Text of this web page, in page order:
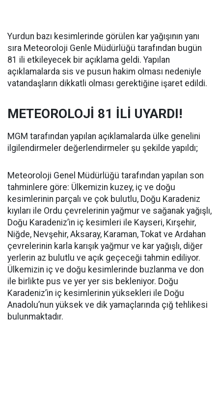
Yurdun bazı kesimlerinde görülen kar yağışının yanı
sıra Meteoroloji Genle Müdürlüğü tarafından bugün
81 ili etkileyecek bir açıklama geldi. Yapılan
açıklamalarda sis ve pusun hakim olması nedeniyle
vatandaşların dikkatli olması gerektiğine işaret edildi.
METEOROLOJİ 81 İLİ UYARDI!
MGM tarafından yapılan açıklamalarda ülke genelini
ilgilendirmeler değerlendirmeler şu şekilde yapıldı;
Meteoroloji Genel Müdürlüğü tarafından yapılan son
tahminlere göre: Ülkemizin kuzey, iç ve doğu
kesimlerinin parçalı ve çok bulutlu, Doğu Karadeniz
kıyıları ile Ordu çevrelerinin yağmur ve sağanak yağışlı,
Doğu Karadeniz’in iç kesimleri ile Kayseri, Kırşehir,
Niğde, Nevşehir, Aksaray, Karaman, Tokat ve Ardahan
çevrelerinin karla karışık yağmur ve kar yağışlı, diğer
yerlerin az bulutlu ve açık geçeceği tahmin ediliyor.
Ülkemizin iç ve doğu kesimlerinde buzlanma ve don
ile birlikte pus ve yer yer sis bekleniyor. Doğu
Karadeniz’in iç kesimlerinin yüksekleri ile Doğu
Anadolu’nun yüksek ve dik yamaçlarında çığ tehlikesi
bulunmaktadır.